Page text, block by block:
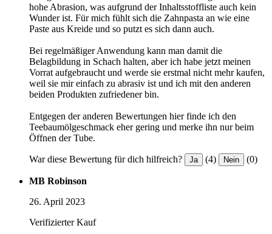
hohe Abrasion, was aufgrund der Inhaltsstoffliste auch kein
Wunder ist. Für mich fühlt sich die Zahnpasta an wie eine
Paste aus Kreide und so putzt es sich dann auch.
Bei regelmäßiger Anwendung kann man damit die
Belagbildung in Schach halten, aber ich habe jetzt meinen
Vorrat aufgebraucht und werde sie erstmal nicht mehr kaufen,
weil sie mir einfach zu abrasiv ist und ich mit den anderen
beiden Produkten zufriedener bin.
Entgegen der anderen Bewertungen hier finde ich den
Teebaumölgeschmack eher gering und merke ihn nur beim
Öffnen der Tube.
War diese Bewertung für dich hilfreich? Ja (4) Nein (0)
MB Robinson
26. April 2023
Verifizierter Kauf